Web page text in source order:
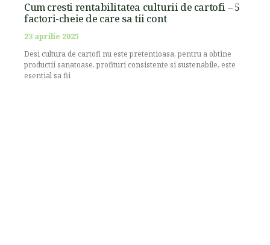
Cum cresti rentabilitatea culturii de cartofi – 5
factori-cheie de care sa tii cont
23 aprilie 2025
Desi cultura de cartofi nu este pretentioasa, pentru a obtine
productii sanatoase, profituri consistente si sustenabile, este
esential sa fii